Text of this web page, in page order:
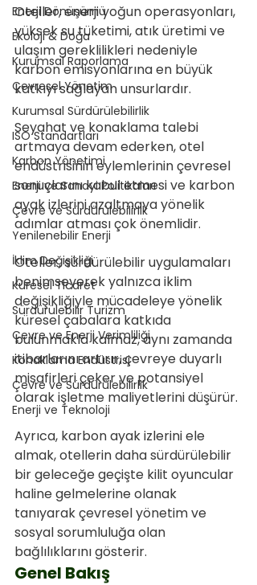
Enerji Dönüşümü
Ekoloji & Doğa
Kurumsal Raporlama
Çevresel Yönetim
Kurumsal Sürdürülebilirlik
ISO Standartları
Karbon Yönetimi
Enerji ve Sanayi Politikaları
Çevre ve Sürdürülebilirlik
Yenilenebilir Enerji
İklim Değişikliği
Küresel Ticaret
Sürdürülebilir Turizm
Çevre ve Enerji Verimliliği
Konaklama Endüstrisi
Çevre ve Sürdürülebilirlik
Enerji ve Teknoloji
Oteller, enerji yoğun operasyonları,
yüksek su tüketimi, atık üretimi ve
ulaşım gereklilikleri nedeniyle
karbon emisyonlarına en büyük
katkıyı sağlayan unsurlardır.
Seyahat ve konaklama talebi
artmaya devam ederken, otel
endüstrisinin eylemlerinin çevresel
sonuçlarını kabul etmesi ve karbon
ayak izlerini azaltmaya yönelik
adımlar atması çok önemlidir.
Oteller, sürdürülebilir uygulamaları
benimseyerek yalnızca iklim
değişikliğiyle mücadeleye yönelik
küresel çabalara katkıda
bulunmakla kalmaz, aynı zamanda
itibarlarını artırır, çevreye duyarlı
misafirleri çeker ve potansiyel
olarak işletme maliyetlerini düşürür.
Ayrıca, karbon ayak izlerini ele
almak, otellerin daha sürdürülebilir
bir geleceğe geçişte kilit oyuncular
haline gelmelerine olanak
tanıyarak çevresel yönetim ve
sosyal sorumluluğa olan
bağlılıklarını gösterir.
Genel Bakış